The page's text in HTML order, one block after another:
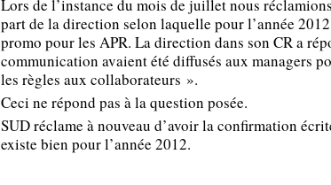
Lors de l’instance du mois de juillet nous
part de la direction selon laquelle pour l’année
promo pour les APR. La direction dans son CR a
communication avaient été diffusés aux managers
les règles aux collaborateurs ».
Ceci ne répond pas à la question posée.
SUD réclame à nouveau d’avoir la confirmation
existe bien pour l’année 2012.